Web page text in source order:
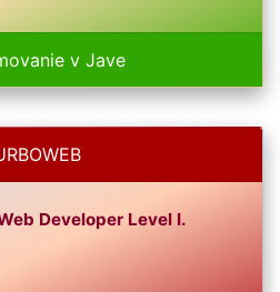
v Jave
Developer Level I.